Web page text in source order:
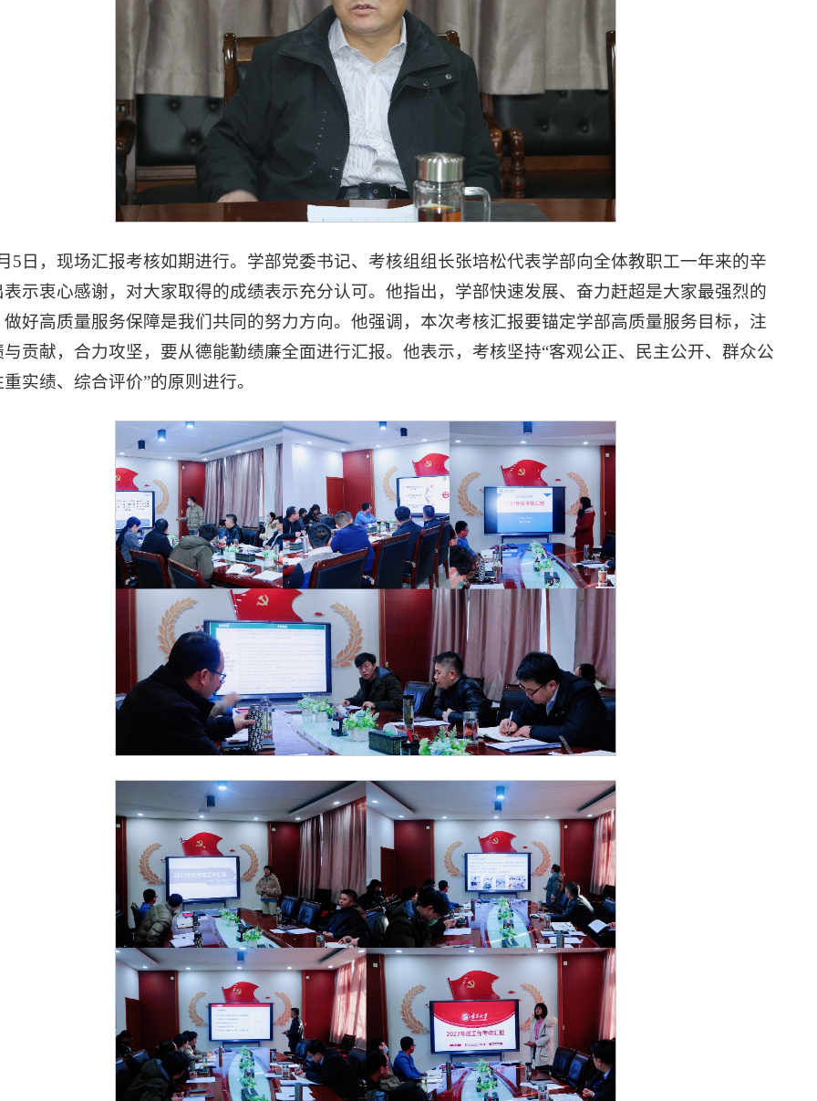
5日，现场汇报考核如期进行。学部党委书记、考核组组长张培松代表学部向全体教职工一年来的辛
示衷心感谢，对大家取得的成绩表示充分认可。他指出，学部快速发展、奋力赶超是大家最强烈的
好高质量服务保障是我们共同的努力方向。他强调，本次考核汇报要锚定学部高质量服务目标，注
贡献，合力攻坚，要从德能勤绩廉全面进行汇报。他表示，考核坚持“客观公正、民主公开、群众公
实绩、综合评价”的原则进行。